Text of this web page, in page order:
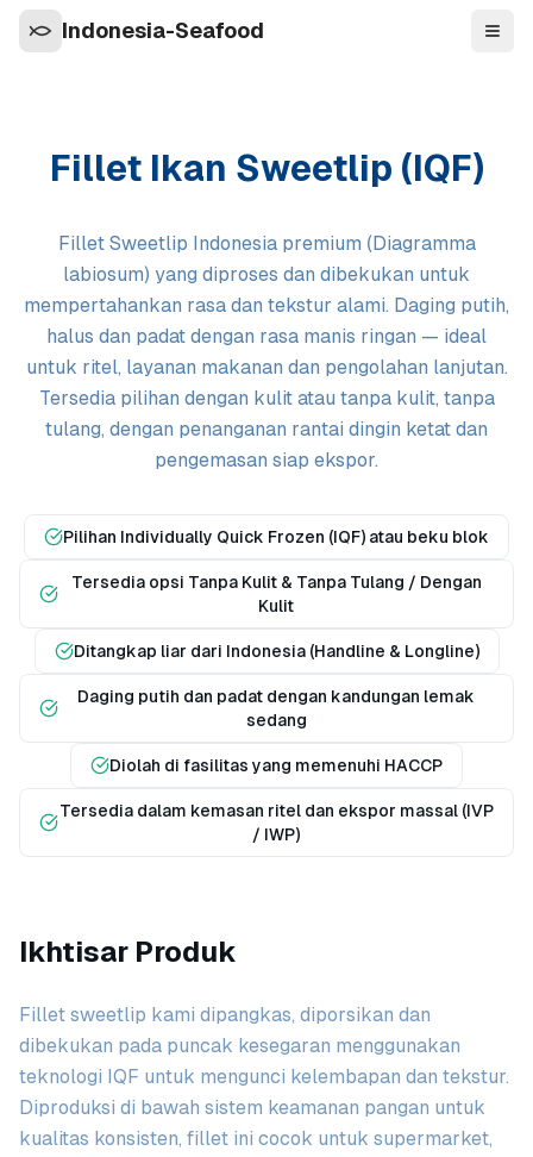
Indonesia-Seafood
Fillet Ikan Sweetlip (IQF)
Fillet Sweetlip Indonesia premium (Diagramma
labiosum) yang diproses dan dibekukan untuk
mempertahankan rasa dan tekstur alami. Daging putih,
halus dan padat dengan rasa manis ringan — ideal
untuk ritel, layanan makanan dan pengolahan lanjutan.
Tersedia pilihan dengan kulit atau tanpa kulit, tanpa
tulang, dengan penanganan rantai dingin ketat dan
pengemasan siap ekspor.
Pilihan Individually Quick Frozen (IQF) atau beku blok
Tersedia opsi Tanpa Kulit & Tanpa Tulang / Dengan
Kulit
Ditangkap liar dari Indonesia (Handline & Longline)
Daging putih dan padat dengan kandungan lemak
sedang
Diolah di fasilitas yang memenuhi HACCP
Tersedia dalam kemasan ritel dan ekspor massal (IVP
/ IWP)
Ikhtisar Produk
Fillet sweetlip kami dipangkas, diporsikan dan
dibekukan pada puncak kesegaran menggunakan
teknologi IQF untuk mengunci kelembapan dan tekstur.
Diproduksi di bawah sistem keamanan pangan untuk
kualitas konsisten, fillet ini cocok untuk supermarket,